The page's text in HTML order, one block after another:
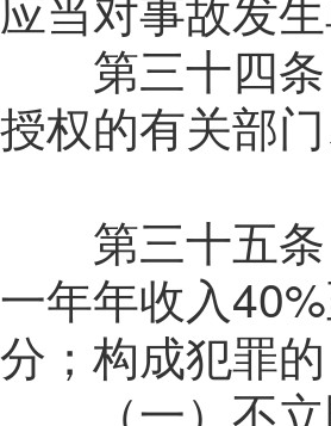
第三十四条
授权的有关部
第三十五条
一年年收入40%
分；构成犯罪
（一）不立